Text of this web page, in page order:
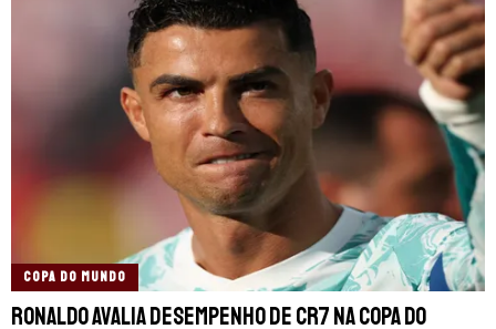
COPA DO MUNDO
Ronaldo avalia desempenho de CR7 na Copa do